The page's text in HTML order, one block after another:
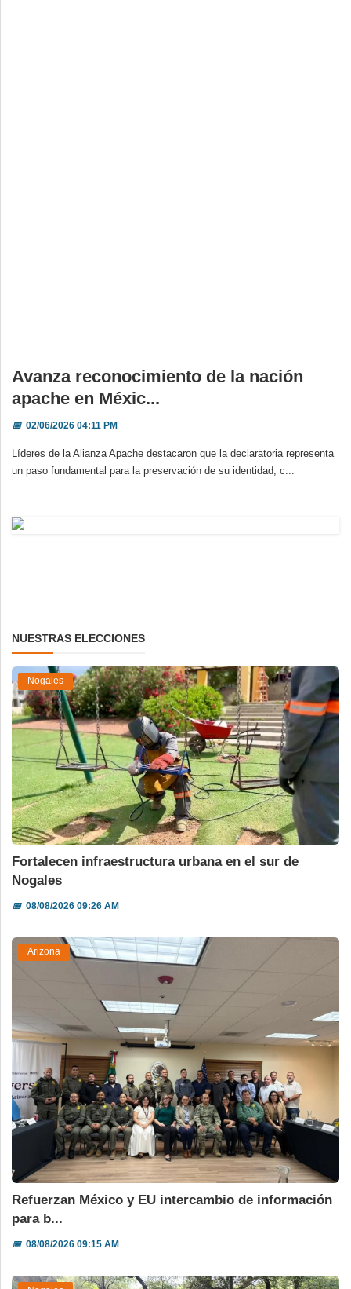
Avanza reconocimiento de la nación
apache en Méxic...
📅02/06/2026 04:11 PM
Líderes de la Alianza Apache destacaron que la declaratoria representa
un paso fundamental para la preservación de su identidad, c...
NUESTRAS ELECCIONES
Nogales
Fortalecen infraestructura urbana en el sur de
Nogales
📅08/08/2026 09:26 AM
Arizona
Refuerzan México y EU intercambio de información
para b...
📅08/08/2026 09:15 AM